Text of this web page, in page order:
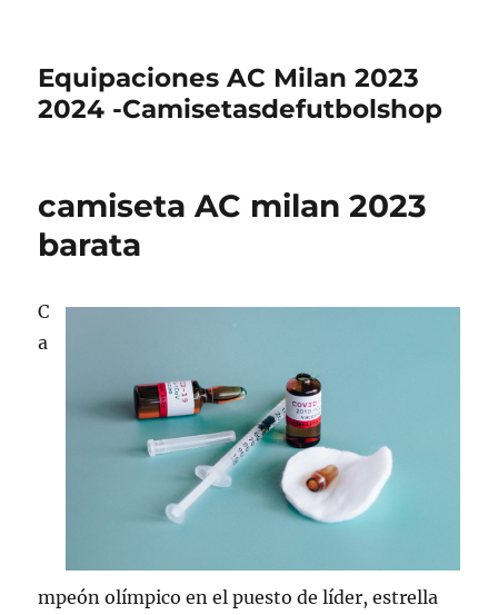
Equipaciones AC Milan 2023
2024 -Camisetasdefutbolshop
camiseta AC milan 2023
barata
C
a
mpeón olímpico en el puesto de líder, estrella